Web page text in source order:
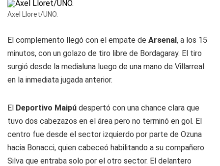
Axel Lloret/UNO.
El complemento llegó con el empate de Arsenal, a los 15
minutos, con un golazo de tiro libre de Bordagaray. El tiro
surgió desde la medialuna luego de una mano de Villarreal
en la inmediata jugada anterior.
El Deportivo Maipú despertó con una chance clara que
tuvo dos cabezazos en el área pero no terminó en gol. El
centro fue desde el sector izquierdo por parte de Ozuna
hacia Bonacci, quien cabeceó habilitando a su compañero
Silva que entraba solo por el otro sector. El delantero